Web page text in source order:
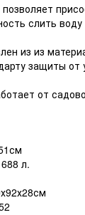
слить
из из
защиты от
от
л.